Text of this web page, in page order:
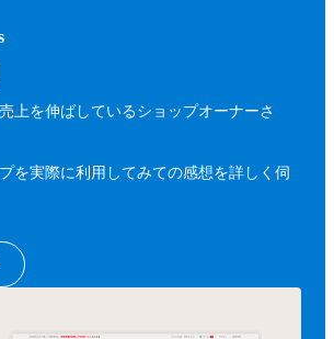
上を伸ばしているショップオーナーさ
を実際に利用してみての感想を詳しく伺